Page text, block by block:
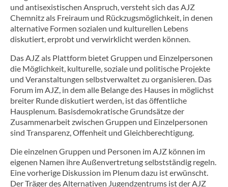
und antisexistischen Anspruch, versteht sich das AJZ
Chemnitz als Freiraum und Rückzugsmöglichkeit, in denen
alternative Formen sozialen und kulturellen Lebens
diskutiert, erprobt und verwirklicht werden können.
Das AJZ als Plattform bietet Gruppen und Einzelpersonen
die Möglichkeit, kulturelle, soziale und politische Projekte
und Veranstaltungen selbstverwaltet zu organisieren. Das
Forum im AJZ, in dem alle Belange des Hauses in möglichst
breiter Runde diskutiert werden, ist das öffentliche
Hausplenum. Basisdemokratische Grundsätze der
Zusammenarbeit zwischen Gruppen und Einzelpersonen
sind Transparenz, Offenheit und Gleichberechtigung.
Die einzelnen Gruppen und Personen im AJZ können im
eigenen Namen ihre Außenvertretung selbstständig regeln.
Eine vorherige Diskussion im Plenum dazu ist erwünscht.
Der Träger des Alternativen Jugendzentrums ist der AJZ